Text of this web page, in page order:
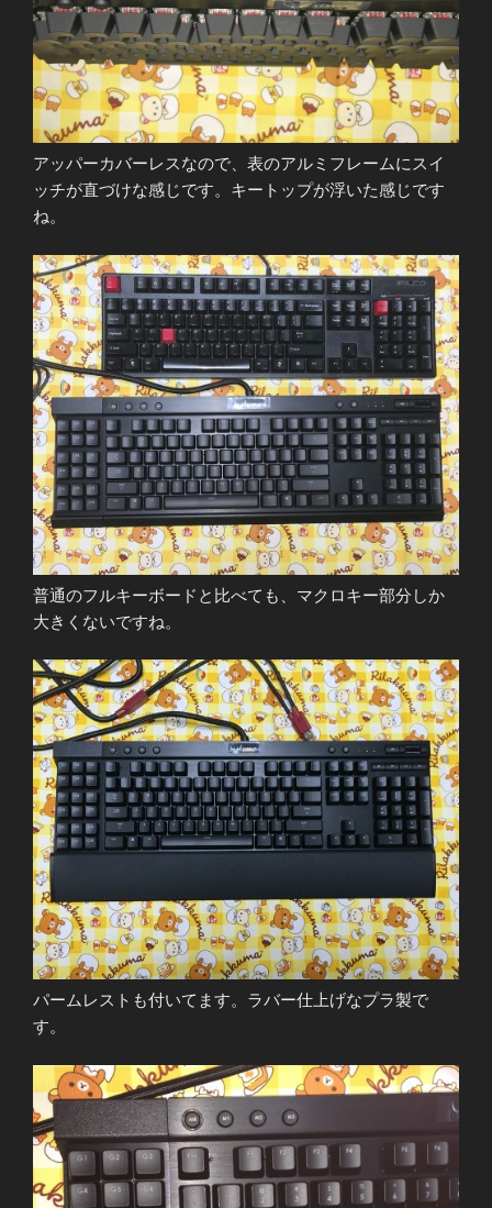
アッパーカバーレスなので、表のアルミフレームにスイ
ッチが直づけな感じです。キートップが浮いた感じです
ね。
普通のフルキーボードと比べても、マクロキー部分しか
大きくないですね。
パームレストも付いてます。ラバー仕上げなプラ製で
す。